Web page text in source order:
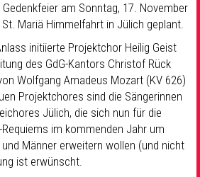
am Sonntag, 17. November
Mariä Himmelfahrt in Jülich geplant.
initiierte Projektchor Heilig Geist
des GdG-Kantors Christof Rück
Wolfgang Amadeus Mozart (KV 626)
Projektchores sind die Sängerinnen
Jülich, die sich nun für die
im kommenden Jahr um
Männer erweitern wollen (und nicht
ist erwünscht.